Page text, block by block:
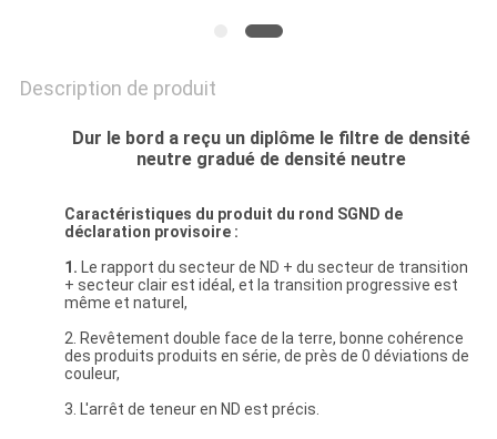
Description de produit
Dur le bord a reçu un diplôme le filtre de densité
neutre gradué de densité neutre
Caractéristiques du produit du rond SGND de
déclaration provisoire :
1. Le rapport du secteur de ND + du secteur de transition
+ secteur clair est idéal, et la transition progressive est
même et naturel,
2. Revêtement double face de la terre, bonne cohérence
des produits produits en série, de près de 0 déviations de
couleur,
3. L'arrêt de teneur en ND est précis.